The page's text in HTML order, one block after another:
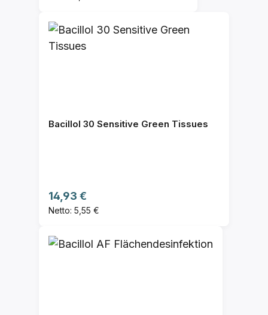
Bacillol 30 Sensitive Green Tissues
Regulärer Preis:
14,93 €
Netto: 5,55 €